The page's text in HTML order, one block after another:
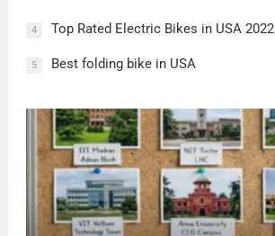
4 Top Rated Electric Bikes in USA 2022
5 Best folding bike in USA